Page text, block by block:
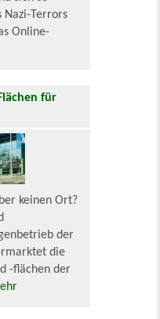
Nazi-Terrors
Online-
für
keinen Ort?
der
die
-flächen der